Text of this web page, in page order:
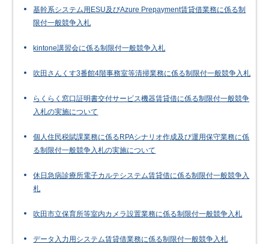
基幹系システム用ESU及びAzure Prepayment賃貸借業務に係る制
限付一般競争入札
kintone講習会に係る制限付一般競争入札
吹田さんくす3番館4階事務室等清掃業務に係る制限付一般競争入札
らくらく窓口証明書交付サービス機器賃貸借に係る制限付一般競争
入札の実施について
個人住民税賦課業務に係るRPAシナリオ作成及び運用保守業務に係
る制限付一般競争入札の実施について
休日急病診療所電子カルテシステム賃貸借に係る制限付一般競争入
札
吹田市立保育所等室内カメラ設置業務に係る制限付一般競争入札
データ入力用システム賃貸借業務に係る制限付一般競争入札